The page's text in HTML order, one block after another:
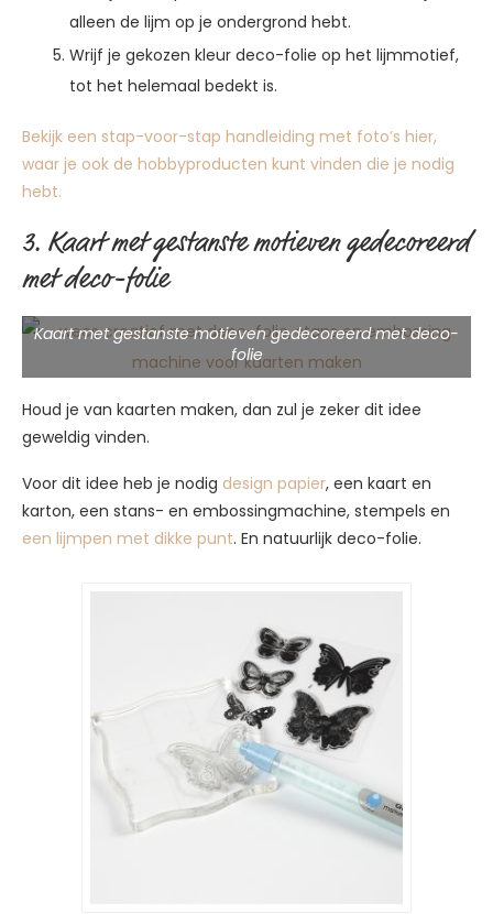
alleen de lijm op je ondergrond hebt.
Wrijf je gekozen kleur deco-folie op het lijmmotief,
tot het helemaal bedekt is.
Bekijk een stap-voor-stap handleiding met foto’s hier,
waar je ook de hobbyproducten kunt vinden die je nodig
hebt.
3. Kaart met gestanste motieven gedecoreerd
met deco-folie
Kaart met gestanste motieven gedecoreerd met deco-
folie
Houd je van kaarten maken, dan zul je zeker dit idee
geweldig vinden.
Voor dit idee heb je nodig design papier, een kaart en
karton, een stans- en embossingmachine, stempels en
een lijmpen met dikke punt. En natuurlijk deco-folie.